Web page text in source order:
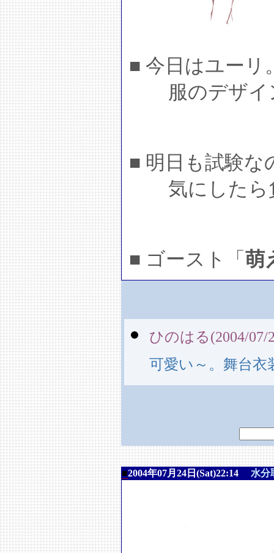
■ 今日はユーリ
服のデザイ
■ 明日も試験な
気にしたら
■ ゴースト「萌
ひのはる(2004/07/
可愛い～。舞台
■2004年07月24日(Sat)22:14 水分